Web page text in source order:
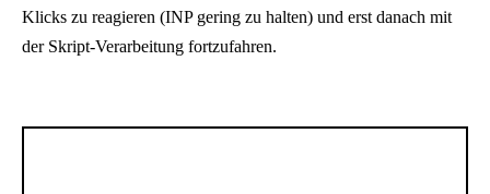
Klicks zu reagieren (INP gering zu halten) und erst danach mit
der Skript-Verarbeitung fortzufahren.